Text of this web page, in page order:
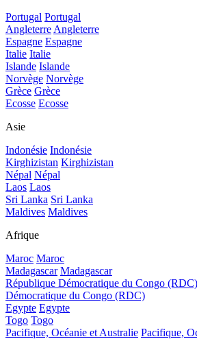
Portugal Portugal
Angleterre Angleterre
Espagne Espagne
Italie Italie
Islande Islande
Norvège Norvège
Grèce Grèce
Ecosse Ecosse
Asie
Indonésie Indonésie
Kirghizistan Kirghizistan
Népal Népal
Laos Laos
Sri Lanka Sri Lanka
Maldives Maldives
Afrique
Maroc Maroc
Madagascar Madagascar
République Démocratique du Congo (RDC)
Démocratique du Congo (RDC)
Egypte Egypte
Togo Togo
Pacifique, Océanie et Australie Pacifique,